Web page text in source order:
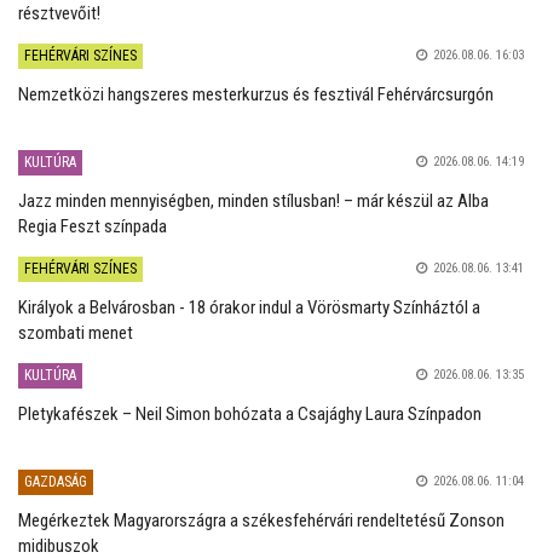
résztvevőit!
FEHÉRVÁRI SZÍNES 2026.08.06. 16:03
Nemzetközi hangszeres mesterkurzus és fesztivál Fehérvárcsurgón
KULTÚRA 2026.08.06. 14:19
Jazz minden mennyiségben, minden stílusban! – már készül az Alba
Regia Feszt színpada
FEHÉRVÁRI SZÍNES 2026.08.06. 13:41
Királyok a Belvárosban - 18 órakor indul a Vörösmarty Színháztól a
szombati menet
KULTÚRA 2026.08.06. 13:35
Pletykafészek – Neil Simon bohózata a Csajághy Laura Színpadon
GAZDASÁG 2026.08.06. 11:04
Megérkeztek Magyarországra a székesfehérvári rendeltetésű Zonson
midibuszok